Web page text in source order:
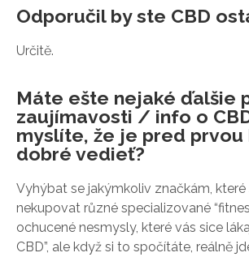
Odporučil by ste CBD
Určitě.
Máte ešte nejaké ďalšie
zaujímavosti / info o
myslíte, že je pred prvou
dobré vedieť?
Vyhýbat se jakýmkoliv značkám, které
nekupovat různé specializované
ochucené nesmysly, které vás sice
CBD”, ale když si to spočítáte, reálně